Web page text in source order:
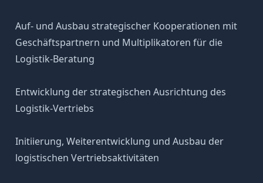
Auf- und Ausbau strategischer Kooperationen mit
Geschäftspartnern und Multiplikatoren für die
Logistik-Beratung
Entwicklung der strategischen Ausrichtung des
Logistik-Vertriebs
Initiierung, Weiterentwicklung und Ausbau der
logistischen Vertriebsaktivitäten